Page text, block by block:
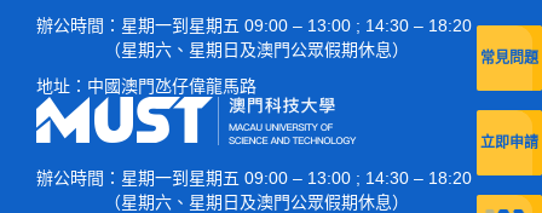
常見問題
立即申請
辦公時間 ：星期一到星期五 09:00 – 13:00 ; 14:30 – 18:20
（星期六、星期日及澳門公眾假期休息）
地址： 中國澳門氹仔偉龍馬路
辦公時間 ：星期一到星期五 09:00 – 13:00 ; 14:30 – 18:20
（星期六、星期日及澳門公眾假期休息）